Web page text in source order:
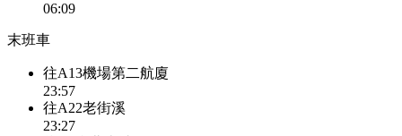
06:09
末班車
往A13機場第二航廈
23:57
往A22老街溪
23:27